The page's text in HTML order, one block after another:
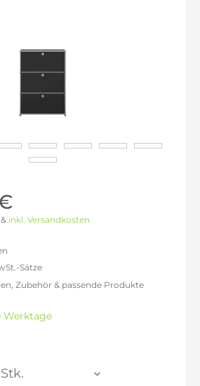
inkl. Versandkosten
Sätze
€
1.877,65 €
1.893,29 €
1.908,94 €
Zubehör & passende Produkte
Werktage